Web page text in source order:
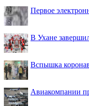
Первое
В Ухане
Вспышка
Авиакомпании